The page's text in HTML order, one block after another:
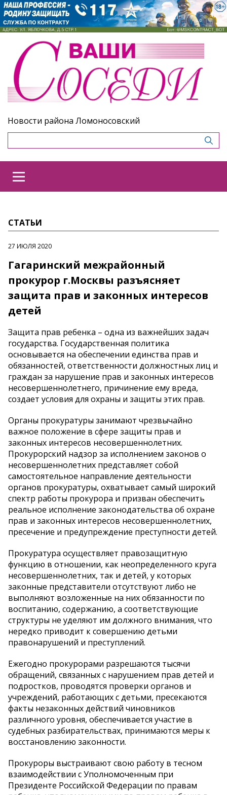
Новости района Ломоносовский
СТАТЬИ
27 ИЮЛЯ 2020
Гагаринский межрайонный
прокурор г.Москвы разъясняет
защита прав и законных интересов
детей
Защита прав ребенка – одна из важнейших задач
государства. Государственная политика
основывается на обеспечении единства прав и
обязанностей, ответственности должностных лиц и
граждан за нарушение прав и законных интересов
несовершеннолетнего, причинение ему вреда,
создает условия для охраны и защиты этих прав.
Органы прокуратуры занимают чрезвычайно
важное положение в сфере защиты прав и
законных интересов несовершеннолетних.
Прокурорский надзор за исполнением законов о
несовершеннолетних представляет собой
самостоятельное направление деятельности
органов прокуратуры, охватывает самый широкий
спектр работы прокурора и призван обеспечить
реальное исполнение законодательства об охране
прав и законных интересов несовершеннолетних,
пресечение и предупреждение преступности детей.
Прокуратура осуществляет правозащитную
функцию в отношении, как неопределенного круга
несовершеннолетних, так и детей, у которых
законные представители отсутствуют либо не
выполняют возложенные на них обязанности по
воспитанию, содержанию, а соответствующие
структуры не уделяют им должного внимания, что
нередко приводит к совершению детьми
правонарушений и преступлений.
Ежегодно прокурорами разрешаются тысячи
обращений, связанных с нарушением прав детей и
подростков, проводятся проверки органов и
учреждений, работающих с детьми, пресекаются
факты незаконных действий чиновников
различного уровня, обеспечивается участие в
судебных разбирательствах, принимаются меры к
восстановлению законности.
Прокуроры выстраивают свою работу в тесном
взаимодействии с Уполномоченным при
Президенте Российской Федерации по правам